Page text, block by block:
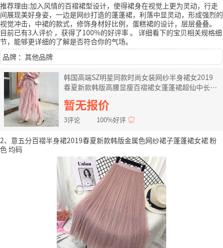
推荐理由:加入风情的百褶裙型设计，使得裙身在视觉上更为灵动，行走
间展现美好身姿，一边是网纱打造的蓬蓬裙，利落中显灵动，形成强烈的
视觉冲击，中裙的款式，修饰身材好比例，蛋糕裙的设计，层层叠叠。
目前已有3人评价 ，获得了100%的好评率。 详细看下的宝贝相关规格细
节，能够更详细的了解是否符合你的气场。
品牌 ：其他品牌
韩国高端SZ明星同款时尚女装网纱半身裙女2019
春夏新款韩版高腰显瘦百褶裙女蓬蓬裙超仙中长款
蛋糕裙女 粉红色 均码
暂无报价
3评论 100%好评
2、意五分百褶半身裙2019春夏新款韩版金属色网纱裙子蓬蓬裙女裙 粉
色 均码